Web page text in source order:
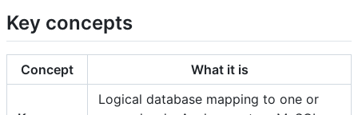
Key concepts
Concept What it is
Logical database mapping to one or